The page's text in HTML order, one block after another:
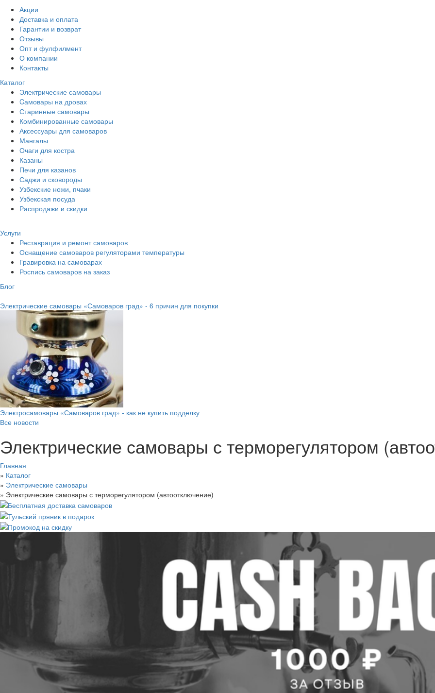
Акции
Доставка и оплата
Гарантии и возврат
Отзывы
Опт и фулфилмент
О компании
Контакты
Каталог
Электрические самовары
Cамовары на дровах
Старинные самовары
Комбинированные самовары
Аксессуары для самоваров
Мангалы
Очаги для костра
Казаны
Печи для казанов
Саджи и сковороды
Узбекские ножи, пчаки
Узбекская посуда
Распродажи и скидки
Услуги
Реставрация и ремонт самоваров
Оснащение самоваров регуляторами температуры
Гравировка на самоварах
Роспись самоваров на заказ
Блог
Электрические самовары «Самоваров град» - 6 причин для покупки
Электросамовары «Самоваров град» - как не купить подделку
Все новости
Электрические самовары с терморегулятором
Главная
» Каталог
» Электрические самовары
» Электрические самовары с терморегулятором (автоотключение)